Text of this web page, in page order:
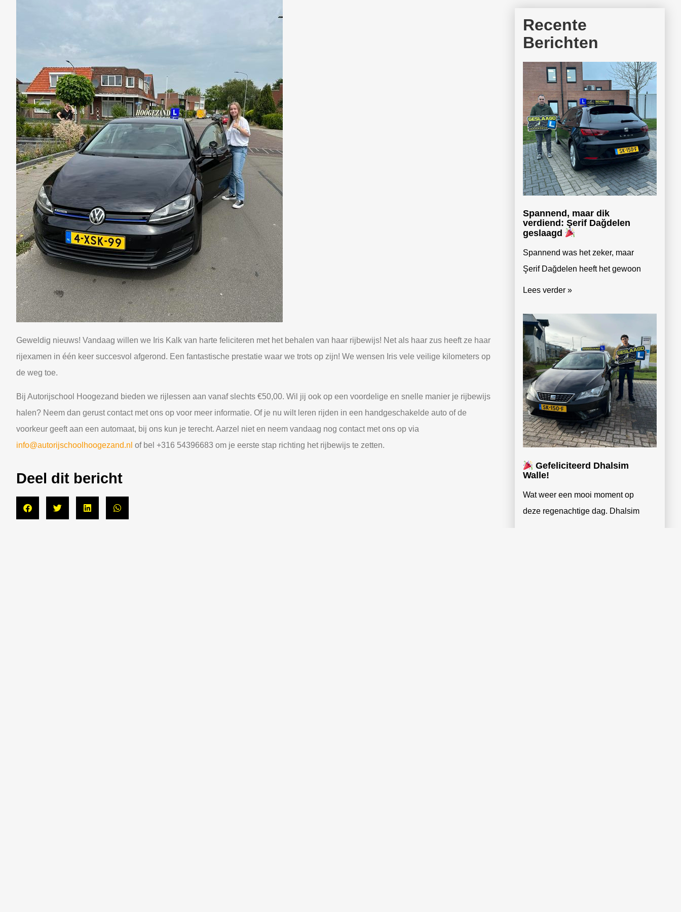
Geweldig nieuws! Vandaag willen we Iris Kalk van harte feliciteren met het behalen van haar rijbewijs! Net als haar zus heeft ze haar
rijexamen in één keer succesvol afgerond. Een fantastische prestatie waar we trots op zijn! We wensen Iris vele veilige kilometers op
de weg toe.
Bij Autorijschool Hoogezand bieden we rijlessen aan vanaf slechts €50,00. Wil jij ook op een voordelige en snelle manier je rijbewijs
halen? Neem dan gerust contact met ons op voor meer informatie. Of je nu wilt leren rijden in een handgeschakelde auto of de
voorkeur geeft aan een automaat, bij ons kun je terecht. Aarzel niet en neem vandaag nog contact met ons op via
info@autorijschoolhoogezand.nl of bel +316 54396683 om je eerste stap richting het rijbewijs te zetten.
Deel dit bericht
Recente
Berichten
Spannend, maar dik
verdiend: Şerif Dağdelen
geslaagd
Spannend was het zeker, maar
Şerif Dağdelen heeft het gewoon
Lees verder »
Gefeliciteerd Dhalsim
Walle!
Wat weer een mooi moment op
deze regenachtige dag. Dhalsim